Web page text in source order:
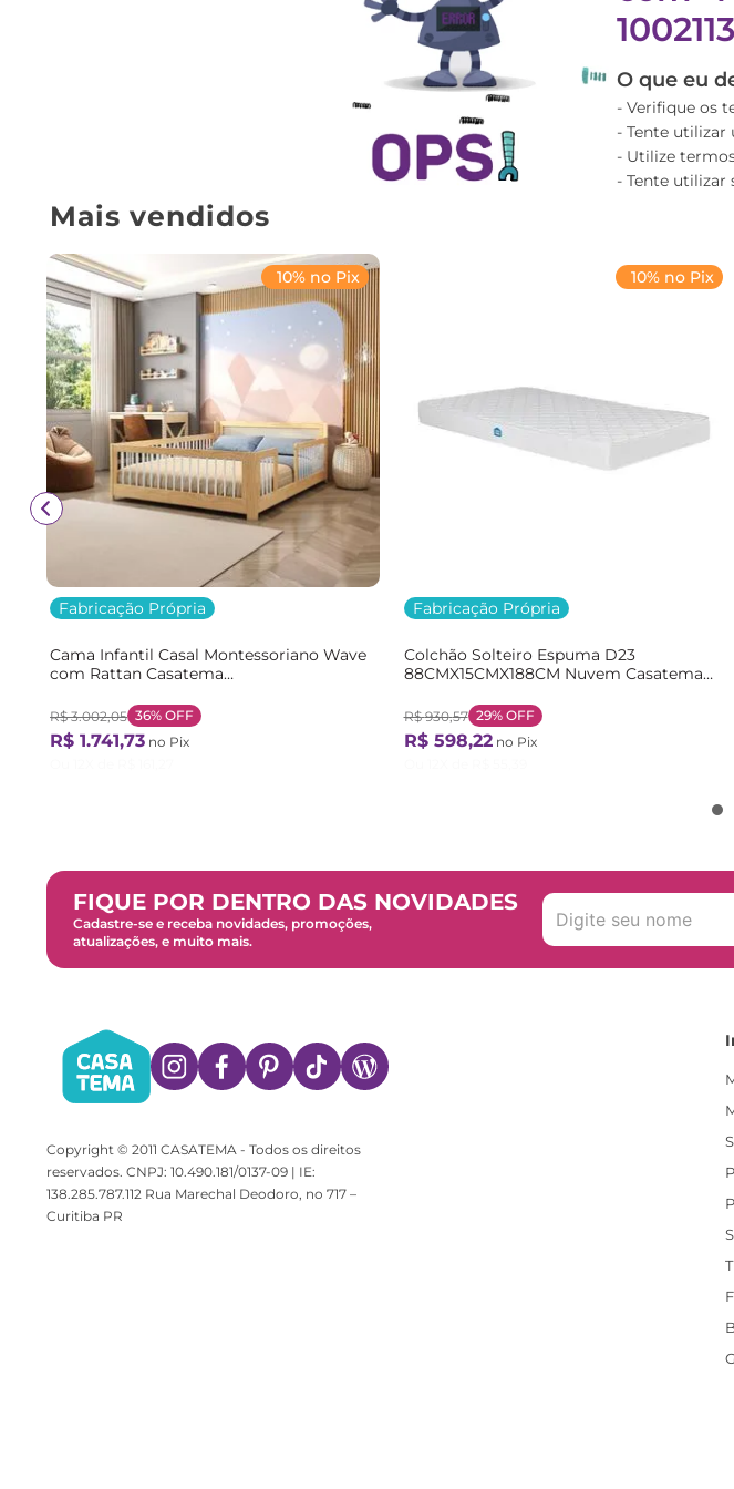
O que eu
Verifique os
Tente utilizar
Utilize
Tente utilizar
Mais vendidos
Fabricação Própria
10% no Pix
Cama Infantil Casal Montessoriano Wave
com Rattan Casatema
R$ 3.002,05 36% OFF
R$ 1.741,73 no Pix
Fabricação Própria
10% no Pix
Colchão Solteiro Espuma D23
88CMX15CMX188CM Nuvem Casatema
R$ 930,57 29%OFF
R$ 598,22no Pix
FIQUE POR DENTRO DAS NOVIDADES
Cadastre-se e receba novidades, promoções,
atualizações, e muito mais.
Copyright © 2011 CASATEMA - Todos os direitos
reservados. CNPJ: 10.490.181/0137-09 | IE:
138.285.787.112 Rua Marechal Deodoro, no 717 –
Curitiba PR